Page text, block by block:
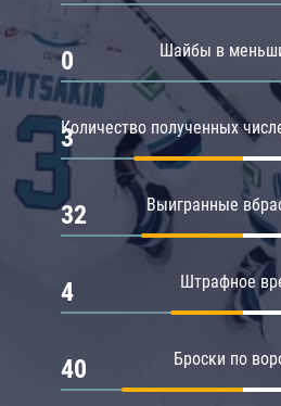
Шайбы в
0
Количество полученных
3
Выигранные
32
Штрафное
4
Броски по
40